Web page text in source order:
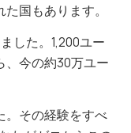
国もあります。
した。1,200ユー
、今の約30万ユー
。その経験をすべ